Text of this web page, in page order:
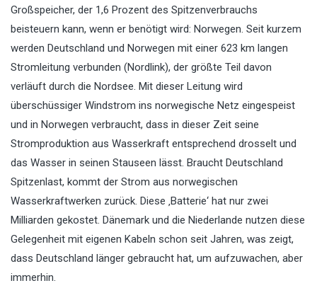
Großspeicher, der 1,6 Prozent des Spitzenverbrauchs
beisteuern kann, wenn er benötigt wird: Norwegen. Seit kurzem
werden Deutschland und Norwegen mit einer 623 km langen
Stromleitung verbunden (Nordlink), der größte Teil davon
verläuft durch die Nordsee. Mit dieser Leitung wird
überschüssiger Windstrom ins norwegische Netz eingespeist
und in Norwegen verbraucht, dass in dieser Zeit seine
Stromproduktion aus Wasserkraft entsprechend drosselt und
das Wasser in seinen Stauseen lässt. Braucht Deutschland
Spitzenlast, kommt der Strom aus norwegischen
Wasserkraftwerken zurück. Diese ‚Batterie‘ hat nur zwei
Milliarden gekostet. Dänemark und die Niederlande nutzen diese
Gelegenheit mit eigenen Kabeln schon seit Jahren, was zeigt,
dass Deutschland länger gebraucht hat, um aufzuwachen, aber
immerhin.